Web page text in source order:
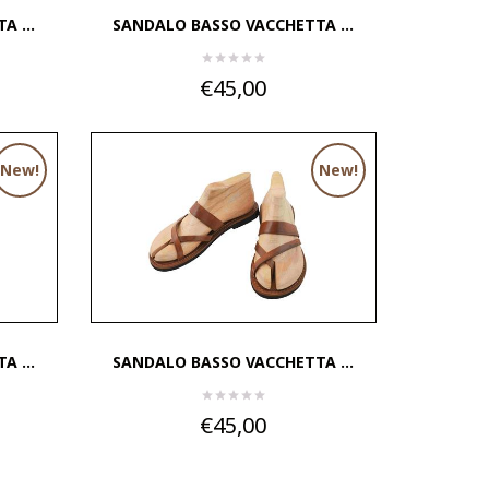
... SANDALO BASSO VACCHETTA ...
€45,00
New!
...
New!
SANDALO BASSO VACCHETTA ...
€45,00